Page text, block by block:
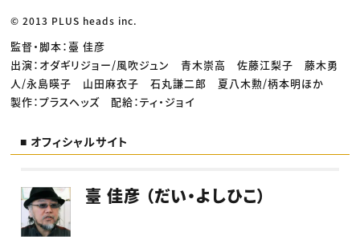
© 2013 PLUS heads inc.
監督・脚本：臺 佳彦
出演：オダギリジョー/風吹ジュン 青木崇高 佐藤江梨子 藤木勇
人/永島暎子 山田麻衣子 石丸謙二郎 夏八木勲/柄本明ほか
製作：プラスヘッズ 配給：ティ・ジョイ
■ オフィシャルサイト
臺 佳彦 （だい・よしひこ）